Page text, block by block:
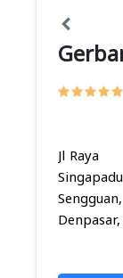
Jl Raya